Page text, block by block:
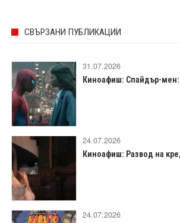
СВЪРЗАНИ ПУБЛИКАЦИИ
31.07.2026
Киноафиш: Спайдър-
24.07.2026
Киноафиш: Развод на
24.07.2026